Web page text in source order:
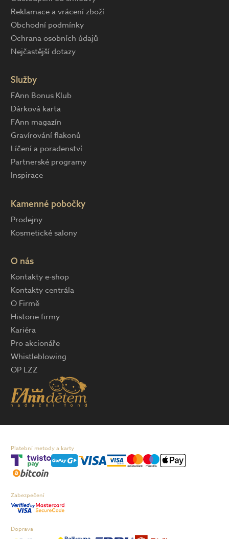
Reklamace a vrácení zboží
Obchodní podmínky
Ochrana osobních údajů
Nejčastější dotazy
Služby
FAnn Bonus Klub
Dárková karta
FAnn magazín
Gravírování flakonů
Líčení a poradenství
Partnerské programy
Inspirace
Kamenné pobočky
Prodejny
Kosmetické salony
O nás
Kontakty e-shop
Kontakty centrála
O Firmě
Historie firmy
Kariéra
Pro akcionáře
Whistleblowing
OP LZZ
Platební metody a karty
Zabezpečení
Doprava